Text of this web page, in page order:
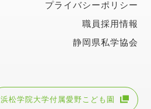
プライバシーポリシー
職員採用情報
静岡県私学協会
浜松学院大学付属愛野こども園